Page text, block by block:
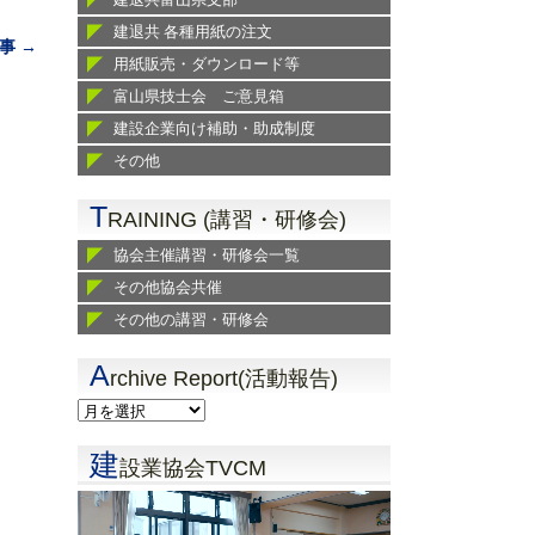
→
建退共 各種用紙の注文
用紙販売・ダウンロード等
富山県技士会 ご意見箱
建設企業向け補助・助成制度
その他
TRAINING (講習・研修会)
協会主催講習・研修会一覧
その他協会共催
その他の講習・研修会
Archive Report(活動報告)
建設業協会TVCM